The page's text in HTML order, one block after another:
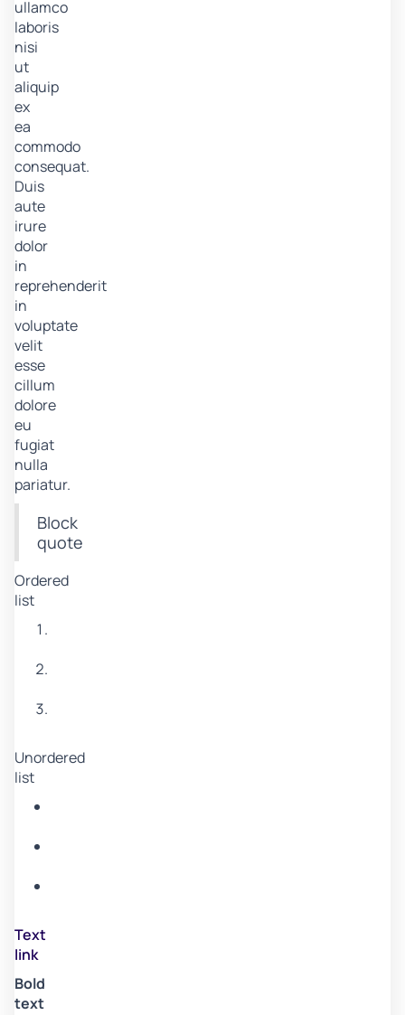
ullamco
laboris
nisi
ut
aliquip
ex
ea
commodo
consequat.
Duis
aute
irure
dolor
in
reprehenderit
in
voluptate
velit
esse
cillum
dolore
eu
fugiat
nulla
pariatur.
Block
quote
Ordered
list
Unordered
list
Text
link
Bold
text